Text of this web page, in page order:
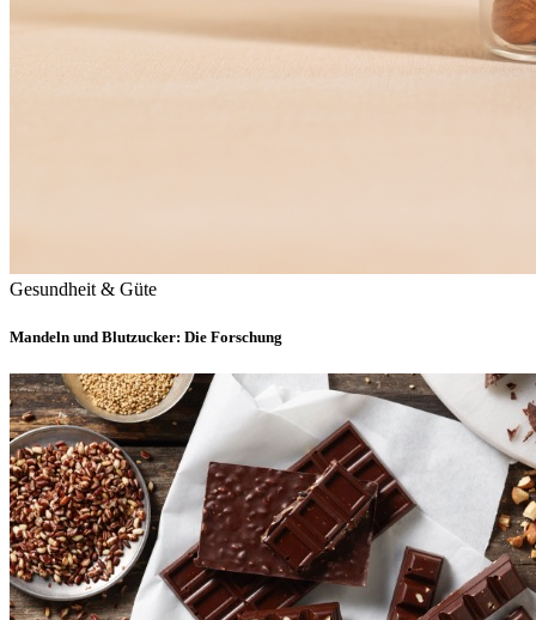
Gesundheit & Güte
Mandeln und Blutzucker: Die Forschung